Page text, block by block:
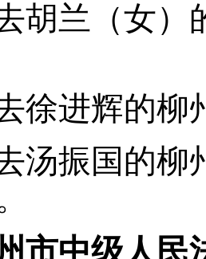
胡兰（女）
徐进辉的柳
汤振国的柳
市中级人民